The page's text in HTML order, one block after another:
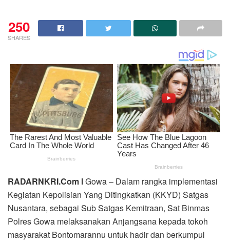
250
SHARES
RADARNKRI.Com lGowa – Dalam rangka implementasi
Kegiatan Kepolisian Yang Ditingkatkan (KKYD) Satgas
Nusantara, sebagai Sub Satgas Kemitraan, Sat Binmas
Polres Gowa melaksanakan Anjangsana kepada tokoh
masyarakat Bontomarannu untuk hadir dan berkumpul